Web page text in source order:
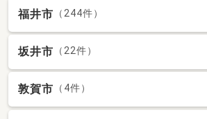
福井市 （244件）
坂井市 （22件）
敦賀市 （4件）